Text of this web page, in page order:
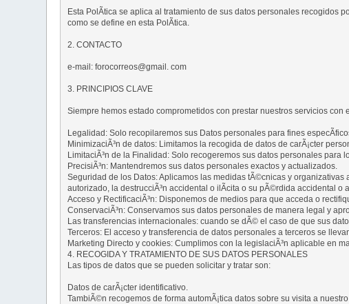
Esta PolÃ­tica se aplica al tratamiento de sus datos personales recogidos
como se define en esta PolÃ­tica.
2. CONTACTO
e-mail: forocorreos@gmail. com
3. PRINCIPIOS CLAVE
Siempre hemos estado comprometidos con prestar nuestros servicios
Legalidad: Solo recopilaremos sus Datos personales para fines
MinimizaciÃ³n de datos: Limitamos la recogida de datos de carÃ¡cter
LimitaciÃ³n de la Finalidad: Solo recogeremos sus datos personales para
PrecisiÃ³n: Mantendremos sus datos personales exactos y actualizados.
Seguridad de los Datos: Aplicamos las medidas tÃ©cnicas y
autorizado, la destrucciÃ³n accidental o ilÃ­cita o su pÃ©rdida accidental o
Acceso y RectificaciÃ³n: Disponemos de medios para que acceda o
ConservaciÃ³n: Conservamos sus datos personales de manera legal y
Las transferencias internacionales: cuando se dÃ© el caso de que sus
Terceros: El acceso y transferencia de datos personales a terceros se
Marketing Directo y cookies: Cumplimos con la legislaciÃ³n aplicable en
4. RECOGIDA Y TRATAMIENTO DE SUS DATOS PERSONALES
Las tipos de datos que se pueden solicitar y tratar son:
Datos de carÃ¡cter identificativo.
TambiÃ©n recogemos de forma automÃ¡tica datos sobre su visita a